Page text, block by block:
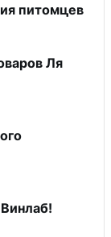
питомцев
Ля